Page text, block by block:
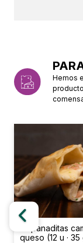
Hemos
Empanaditas
queso (12 u ·